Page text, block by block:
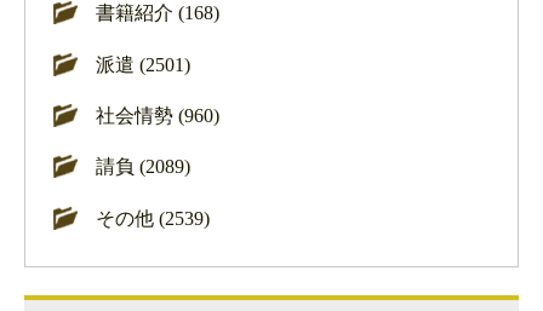
書籍紹介 (168)
派遣 (2501)
社会情勢 (960)
請負 (2089)
その他 (2539)